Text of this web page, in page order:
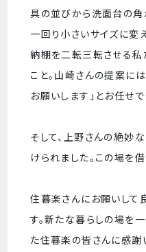
具の並びから洗面台の角
一回り小さいサイズに変
納棚を二転三転させる私
こと。山崎さんの提案に
お願いします」とお任せで
そして、上野さんの絶妙
けられました。この場を
住暮楽さんにお願いして
す。新たな暮らしの場を
た住暮楽の皆さんに感謝